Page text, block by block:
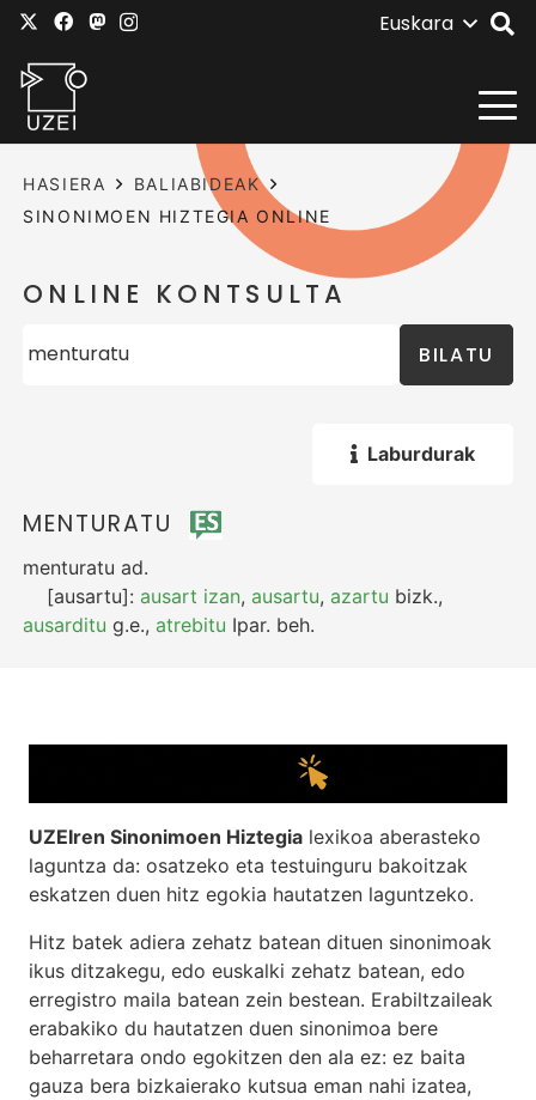
Euskara
HASIERA
BALIABIDEAK
SINONIMOEN HIZTEGIA ONLINE
ONLINE KONTSULTA
BILATU
Laburdurak
MENTURATU
menturatu ad.
[ausartu]:ausart izan,ausartu,azartu bizk.,
ausarditu g.e.,atrebitu Ipar. beh.
UZEIren Sinonimoen Hiztegia lexikoa aberasteko
laguntza da: osatzeko eta testuinguru bakoitzak
eskatzen duen hitz egokia hautatzen laguntzeko.
Hitz batek adiera zehatz batean dituen sinonimoak
ikus ditzakegu, edo euskalki zehatz batean, edo
erregistro maila batean zein bestean. Erabiltzaileak
erabakiko du hautatzen duen sinonimoa bere
beharretara ondo egokitzen den ala ez: ez baita
gauza bera bizkaierako kutsua eman nahi izatea,